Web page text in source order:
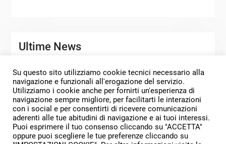
Ultime News
SERBATOI DI STOCCAGGIO PERSONALIZZATI
MORO SERBATOI PROGETTI 2025
SERENO E PROSPERO ANNO NUOVO
Su questo sito utilizziamo cookie tecnici necessario alla
navigazione e funzionali all'erogazione del servizio.
Utilizziamo i cookie anche per fornirti un'esperienza di
navigazione sempre migliore, per facilitarti le interazioni
con i social e per consentirti di ricevere comunicazioni
aderenti alle tue abitudini di navigazione e ai tuoi interessi.
Puoi esprimere il tuo consenso cliccando su "ACCETTA"
oppure puoi scegliere le tue preferenze cliccando su